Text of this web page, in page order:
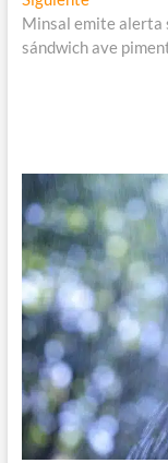
siguiente:
Minsal emite alerta
sándwich ave